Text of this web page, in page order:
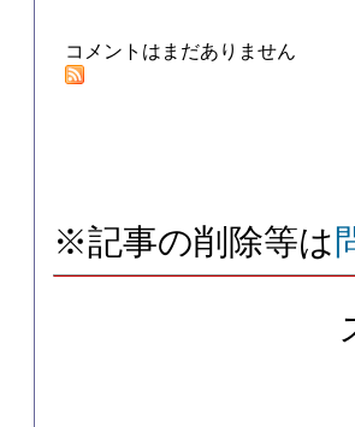
コメントはまだありません
※記事の削除等は